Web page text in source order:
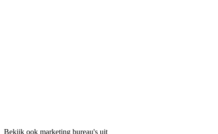
Bekijk ook marketing bureau's uit